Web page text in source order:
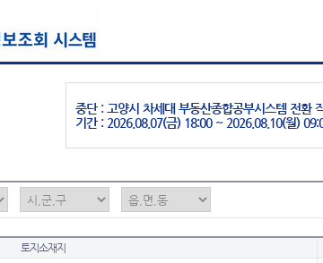
중단 : 고양시 차세대 부동산종합공부시스템 전환
기간 : 2026.08.07(금) 18:00 ~ 2026.08.10(월)
토지소재지